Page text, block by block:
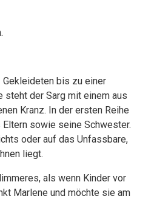
bis zu einer
steht der Sarg mit einem aus
Kranz. In der ersten Reihe
sowie seine Schwester.
oder auf das Unfassbare,
liegt.
als wenn Kinder vor
Marlene und möchte sie am